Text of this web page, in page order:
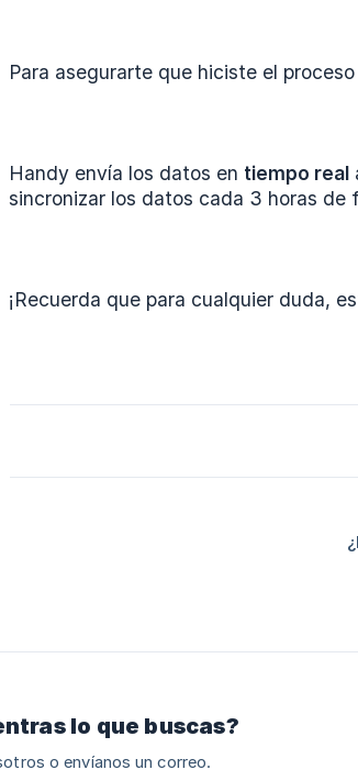
Para asegurarte que hiciste el
Handy envía los datos en tiempo real
sincronizar los datos cada 3 horas de
¡Recuerda que para cualquier duda,
lo que buscas?
o envíanos un correo.